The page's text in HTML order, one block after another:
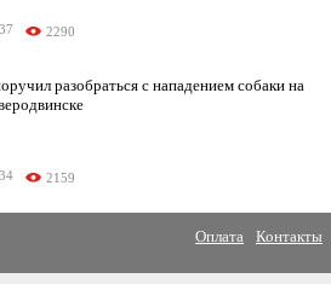
2290
разобраться с нападением собаки на
2159
Оплата Контакты